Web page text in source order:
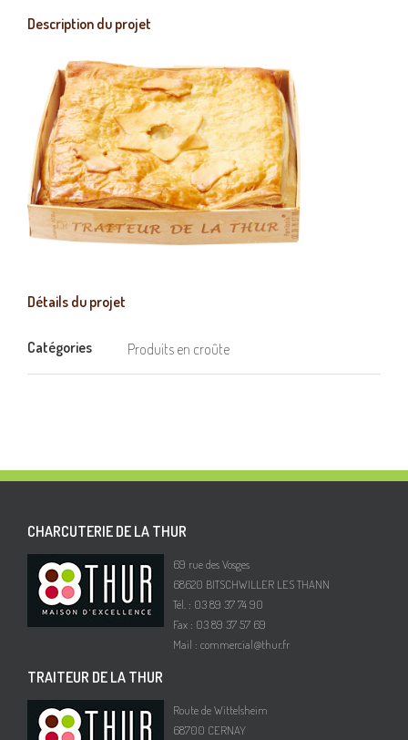
Description du projet
Détails du projet
Catégories Produits en croûte
CHARCUTERIE DE LA THUR
69 rue des Vosges
68620 BITSCHWILLER LES THANN
Tél. : 03 89 37 74 90
Fax : 03 89 37 57 69
Mail : commercial@thur.fr
TRAITEUR DE LA THUR
Route de Wittelsheim
68700 CERNAY